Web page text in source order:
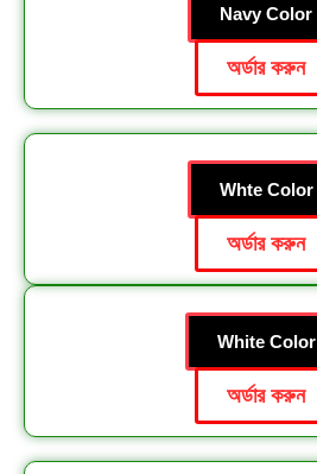
Navy Color
অর্ডার করুন
Whte Color
অর্ডার করুন
White Color
অর্ডার করুন